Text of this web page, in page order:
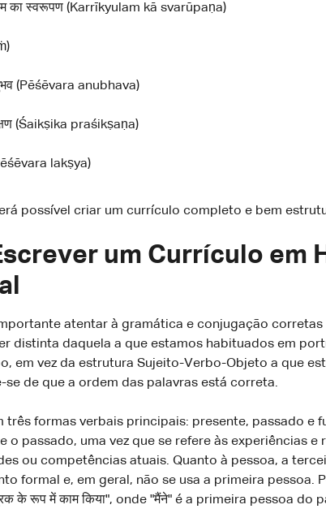
का स्वरूपण (Karrīkyulam kā svarūpaṇa)
(Pēśēvara anubhava)
(Śaikṣika praśikṣaṇa)
lakṣya)
possível criar um currículo completo e bem
um Currículo em
atentar à gramática e conjugação
distinta daquela a que estamos habituados em
em vez da estrutura Sujeito-Verbo-Objeto a que
de que a ordem das palavras está correta.
três formas verbais principais: presente, passado e
passado, uma vez que se refere às experiências
ou competências atuais. Quanto à pessoa, a
formal e, em geral, não se usa a primeira pessoa.
के रूप में काम किया", onde "मैंने" é a primeira pessoa